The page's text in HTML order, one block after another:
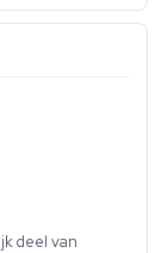
deel van